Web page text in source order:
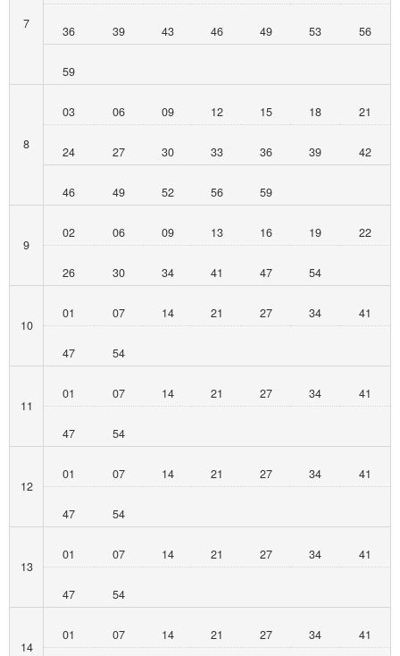
7 36 39 43 46 49 53 56
59
8
03 06 09 12 15 18 21
24 27 30 33 36 39 42
46 49 52 56 59
9
02 06 09 13 16 19 22
26 30 34 41 47 54
10
01 07 14 21 27 34 41
47 54
11
01 07 14 21 27 34 41
47 54
12
01 07 14 21 27 34 41
47 54
13
01 07 14 21 27 34 41
47 54
14
01 07 14 21 27 34 41